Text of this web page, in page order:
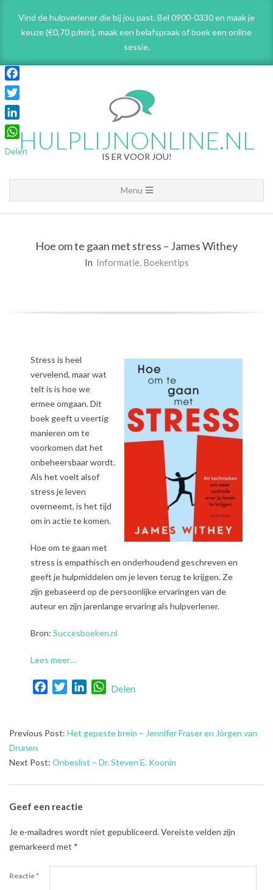
content
Vind de hulpverlener die bij jou past. Bel 0900-0330 en maak je
keuze (€0,70 p/min), maak een belafspraakof boek een online
sessie.
HULPLIJNONLINE.NL
IS ER VOOR JOU!
Navigation
Menu
Menu
Hoe om te gaan met stress – James Withey
In Informatie, Boekentips
Stress is heel
vervelend, maar wat
telt is is hoe we
ermee omgaan. Dit
boek geeft u veertig
manieren om te
voorkomen dat het
onbeheersbaar wordt.
Als het voelt alsof
stress je leven
overneemt, is het tijd
om in actie te komen.
Hoe om te gaan met
stress is empathisch en onderhoudend geschreven en
geeft je hulpmiddelen om je leven terug te krijgen. Ze
zijn gebaseerd op de persoonlijke ervaringen van de
auteur en zijn jarenlange ervaring als hulpverlener.
Bron: Succesboeken.nl
Lees meer…
FacebookTwitterLinkedInWhatsApp
Delen
2023-
10-
05
Previous Post: Het gepeste brein – Jennifer Fraser en Jörgen van
Drunen
Next Post: Onbeslist – Dr. Steven E. Koonin
Geef een reactie
Je e-mailadres wordt niet gepubliceerd.Vereiste velden zijn
gemarkeerd met *
Reactie*
Facebook
Twitter
LinkedIn
WhatsApp
Delen